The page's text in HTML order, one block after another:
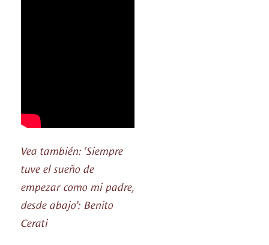
Vea también: ‘Siempre
tuve el sueño de
empezar como mi padre,
desde abajo’: Benito
Cerati